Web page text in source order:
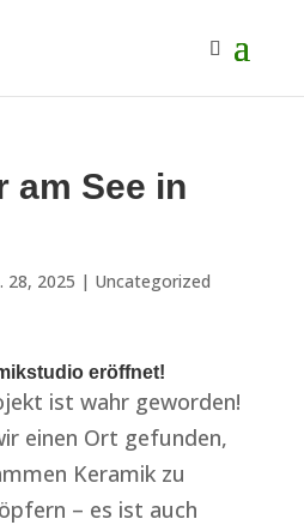
am See in
28, 2025 | Uncategorized
eröffnet!
ist wahr geworden!
einen Ort gefunden,
Keramik zu
– es ist auch